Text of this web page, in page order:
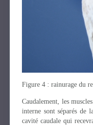
Figure 4 : rainurage du
Caudalement, les
interne sont séparés de
cavité caudale qui